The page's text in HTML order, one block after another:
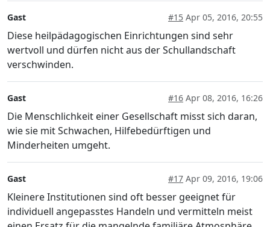
Gast #15 Apr 05, 2016, 20:55
Diese heilpädagogischen Einrichtungen sind sehr
wertvoll und dürfen nicht aus der Schullandschaft
verschwinden.
Gast #16 Apr 08, 2016, 16:26
Die Menschlichkeit einer Gesellschaft misst sich daran,
wie sie mit Schwachen, Hilfebedürftigen und
Minderheiten umgeht.
Gast #17 Apr 09, 2016, 19:06
Kleinere Institutionen sind oft besser geeignet für
individuell angepasstes Handeln und vermitteln meist